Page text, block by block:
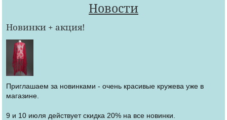
Новости
Новинки + акция!
Приглашаем за новинками - очень красивые кружева уже в
магазине.
9 и 10 июля действует скидка 20% на все новинки.